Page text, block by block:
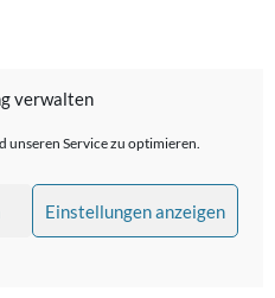
verwalten
unseren Service zu optimieren.
Einstellungen anzeigen